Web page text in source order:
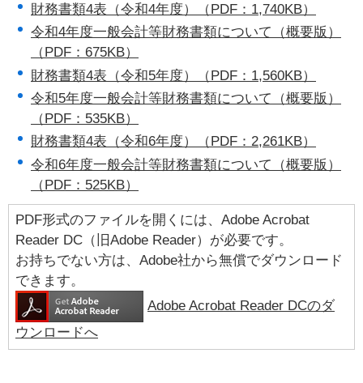
財務書類4表（令和4年度）（PDF：1,740KB）
令和4年度一般会計等財務書類について（概要版）
（PDF：675KB）
財務書類4表（令和5年度）（PDF：1,560KB）
令和5年度一般会計等財務書類について（概要版）
（PDF：535KB）
財務書類4表（令和6年度）（PDF：2,261KB）
令和6年度一般会計等財務書類について（概要版）
（PDF：525KB）
PDF形式のファイルを開くには、Adobe Acrobat
Reader DC（旧Adobe Reader）が必要です。
お持ちでない方は、Adobe社から無償でダウンロード
できます。
Adobe Acrobat Reader DCのダ
ウンロードへ